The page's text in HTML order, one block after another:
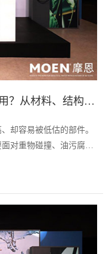
构到细节工艺的专业解析
却容易被低估的部件。
对重物碰撞、油污腐蚀
核心并不在“外观看起来
的系统性设计。